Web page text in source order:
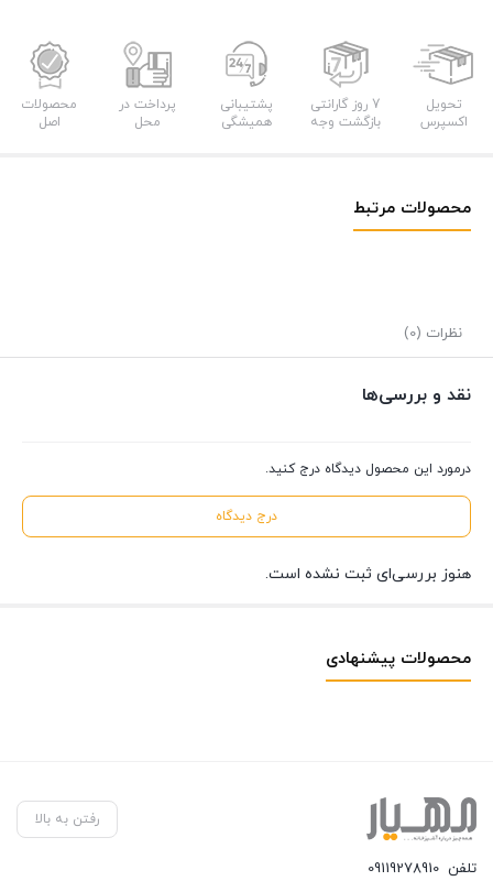
مدل
فلت
عدد
تحویل
اکسپرس
7 روز گارانتی
بازگشت وجه
پشتیبانی
همیشگی
پرداخت در
محل
محصولات
اصل
محصولات مرتبط
نظرات (0)
نقد و بررسی‌ها
درمورد این محصول دیدگاه درج کنید.
درج دیدگاه
هنوز بررسی‌ای ثبت نشده است.
محصولات پیشنهادی
رفتن به بالا
تلفن 09119278910